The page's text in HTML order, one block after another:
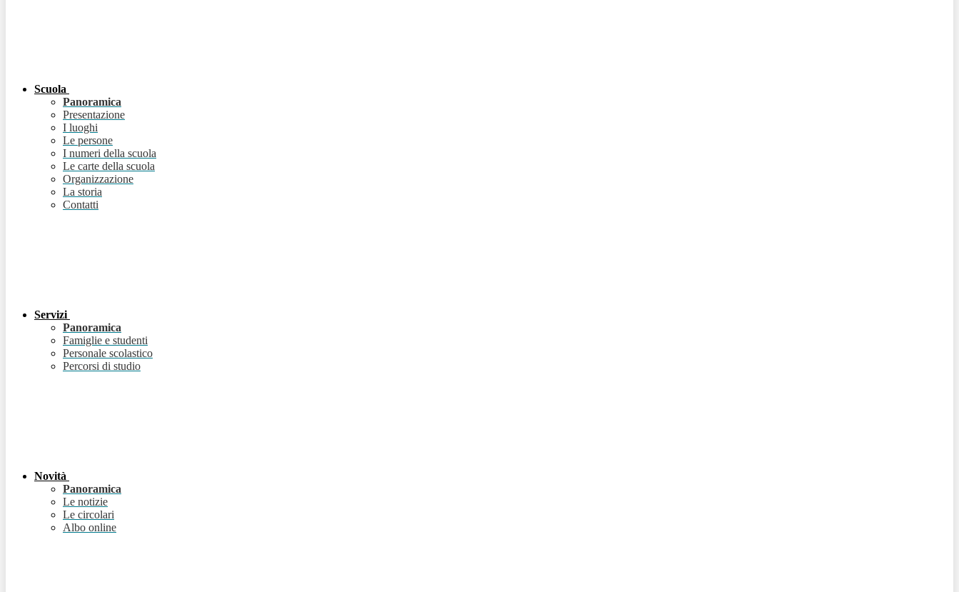
Scuola
Panoramica
Presentazione
I luoghi
Le persone
I numeri della scuola
Le carte della scuola
Organizzazione
La storia
Contatti
Servizi
Panoramica
Famiglie e studenti
Personale scolastico
Percorsi di studio
Novità
Panoramica
Le notizie
Le circolari
Albo online